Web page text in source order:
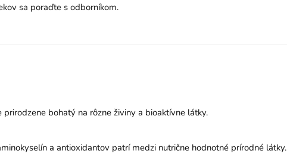
sa poraďte s odborníkom.
bohatý na rôzne živiny a bioaktívne látky.
a antioxidantov patrí medzi nutrične hodnotné prírodné látky.